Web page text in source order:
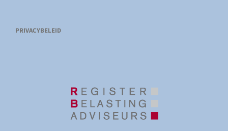
PRIVACYBELEID